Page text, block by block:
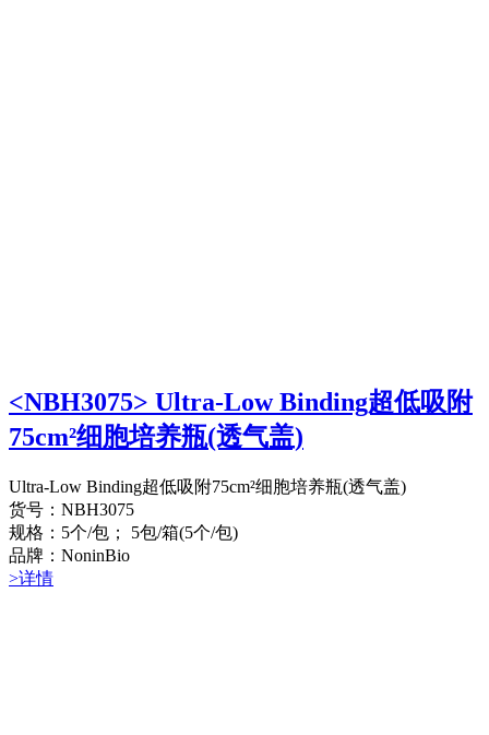
<NBH3075> Ultra-Low Binding超低吸附
75cm²细胞培养瓶(透气盖)
Ultra-Low Binding超低吸附75cm²细胞培养瓶(透气盖)
货号：NBH3075
规格：5个/包； 5包/箱(5个/包)
品牌：NoninBio
>详情